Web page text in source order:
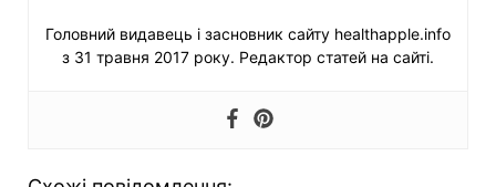
Головний видавець і засновник сайту healthapple.info
з 31 травня 2017 року. Редактор статей на сайті.